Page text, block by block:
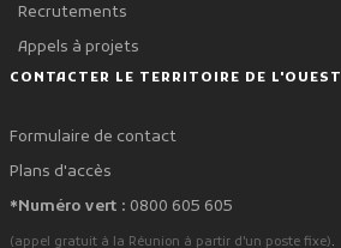
Recrutements
Appels à projets
CONTACTER LE TERRITOIRE DE L'OUEST
Formulaire de contact
Plans d'accès
*Numéro vert : 0800 605 605
(appel gratuit à la Réunion à partir d'un poste fixe).